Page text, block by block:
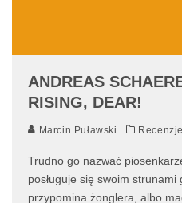
ANDREAS
RISING, DEAR!
Marcin Puławski Recenzje
Trudno go nazwać
posługuje się swoim strunami
przypomina żonglera, albo